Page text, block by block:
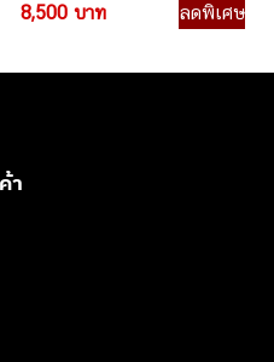
8,500 บาท
ลดพิเศษ
า